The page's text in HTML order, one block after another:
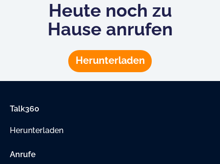
Heute noch zu
Hause anrufen
Herunterladen
Talk360
Herunterladen
Anrufe